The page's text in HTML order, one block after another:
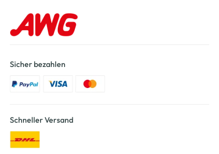
Sicher bezahlen
Schneller Versand